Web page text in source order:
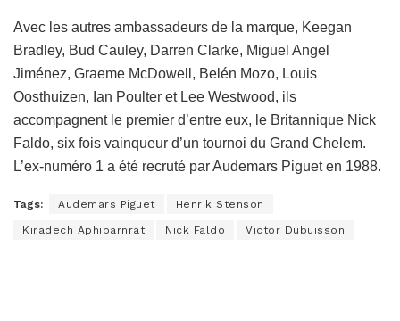
Avec les autres ambassadeurs de la marque, Keegan
Bradley, Bud Cauley, Darren Clarke, Miguel Angel
Jiménez, Graeme McDowell, Belén Mozo, Louis
Oosthuizen, Ian Poulter et Lee Westwood, ils
accompagnent le premier d’entre eux, le Britannique Nick
Faldo, six fois vainqueur d’un tournoi du Grand Chelem.
L’ex-numéro 1 a été recruté par Audemars Piguet en 1988.
Tags: Audemars Piguet Henrik Stenson
Kiradech Aphibarnrat Nick Faldo Victor Dubuisson